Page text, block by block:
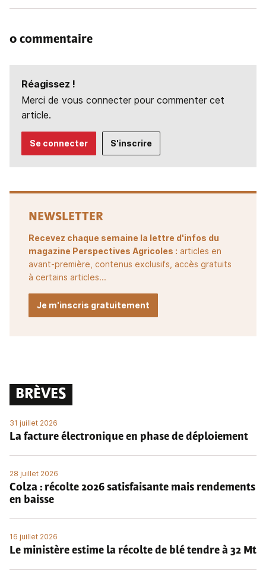
0 commentaire
Réagissez !
Merci de vous connecter pour commenter cet
article.
Se connecter S'inscrire
NEWSLETTER
Recevez chaque semaine la lettre d'infos du
magazine Perspectives Agricoles : articles en
avant-première, contenus exclusifs, accès gratuits
à certains articles...
Je m'inscris gratuitement
BRÈVES
31 juillet 2026
La facture électronique en phase de déploiement
28 juillet 2026
Colza : récolte 2026 satisfaisante mais rendements
en baisse
16 juillet 2026
Le ministère estime la récolte de blé tendre à 32 Mt